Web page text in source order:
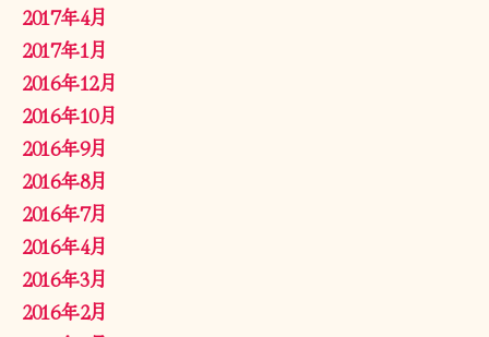
2017年4月
2017年1月
2016年12月
2016年10月
2016年9月
2016年8月
2016年7月
2016年4月
2016年3月
2016年2月